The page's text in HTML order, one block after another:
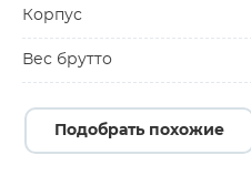
Корпус
Вес брутто
Подобрать похожие